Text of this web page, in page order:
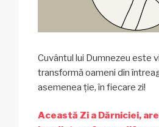
Cuvântul lui Dumnezeu este
transformă oameni din
asemenea ție, în fiecare zi!
Această Zi a Dărniciei,